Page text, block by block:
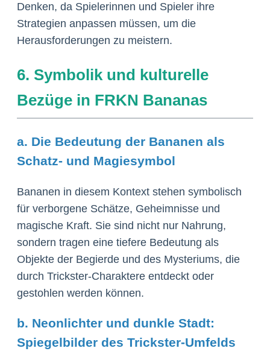
Denken, da Spielerinnen und Spieler ihre
Strategien anpassen müssen, um die
Herausforderungen zu meistern.
6. Symbolik und kulturelle
Bezüge in FRKN Bananas
a. Die Bedeutung der Bananen als
Schatz- und Magiesymbol
Bananen in diesem Kontext stehen symbolisch
für verborgene Schätze, Geheimnisse und
magische Kraft. Sie sind nicht nur Nahrung,
sondern tragen eine tiefere Bedeutung als
Objekte der Begierde und des Mysteriums, die
durch Trickster-Charaktere entdeckt oder
gestohlen werden können.
b. Neonlichter und dunkle Stadt:
Spiegelbilder des Trickster-Umfelds